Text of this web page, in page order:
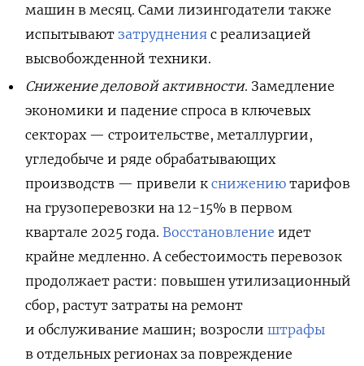
машин в месяц. Сами лизингодатели также
испытывают затруднения с реализацией
высвобожденной техники.
Снижение деловой активности. Замедление
экономики и падение спроса в ключевых
секторах — строительстве, металлургии,
угледобыче и ряде обрабатывающих
производств — привели кснижению тарифов
на грузоперевозки на 12-15% в первом
квартале 2025 года.Восстановление идет
крайне медленно. А себестоимость перевозок
продолжает расти: повышен утилизационный
сбор, растут затраты на ремонт
и обслуживание машин; возрослиштрафы
в отдельных регионах за повреждение